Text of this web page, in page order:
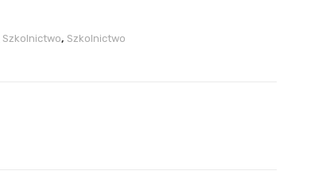
Szkolnictwo, Szkolnictwo